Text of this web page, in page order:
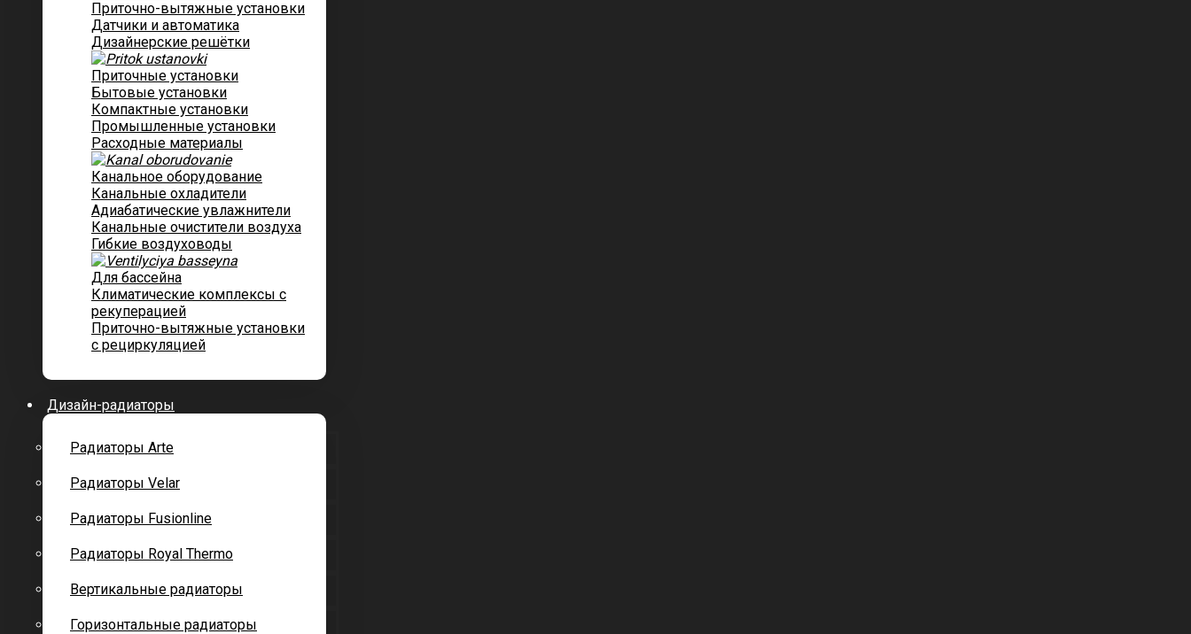
Приточно-вытяжные установки
Датчики и автоматика
Дизайнерские решётки
Приточные установки
Бытовые установки
Компактные установки
Промышленные установки
Расходные материалы
Канальное оборудование
Канальные охладители
Адиабатические увлажнители
Канальные очистители воздуха
Гибкие воздуховоды
Для бассейна
Климатические комплексы с
рекуперацией
Приточно-вытяжные установки
с рециркуляцией
Дизайн-радиаторы
Радиаторы Arte
Радиаторы Velar
Радиаторы Fusionline
Радиаторы Royal Thermo
Вертикальные радиаторы
Горизонтальные радиаторы